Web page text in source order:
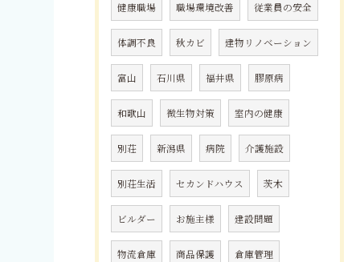
健康職場 職場環境改善 従業員の安全
体調不良 秋カビ 建物リノベーション
富山 石川県 福井県 膠原病
和歌山 微生物対策 室内の健康
別荘 新潟県 病院 介護施設
別荘生活 セカンドハウス 茨木
ビルダー お施主様 建設問題
物流倉庫 商品保護 倉庫管理